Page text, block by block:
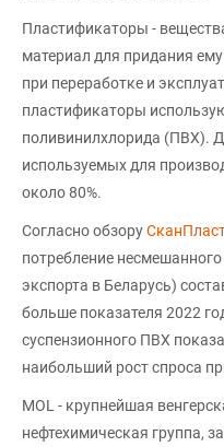
Пластификаторы -
материал для придания
при переработке и
пластификаторы
поливинилхлорида (ПВХ).
используемых для
около 80%.
Согласно обзору
потребление
экспорта в Беларусь)
больше показателя 2022
суспензионного ПВХ
наибольший рост спроса
MOL - крупнейшая
нефтехимическая группа,